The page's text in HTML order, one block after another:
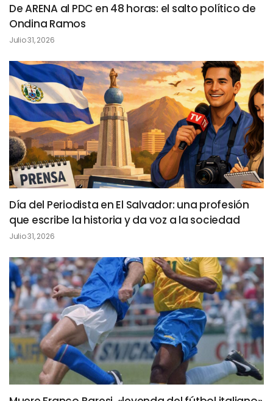
De ARENA al PDC en 48 horas: el salto político de
Ondina Ramos
Julio 31, 2026
Día del Periodista en El Salvador: una profesión
que escribe la historia y da voz a la sociedad
Julio 31, 2026